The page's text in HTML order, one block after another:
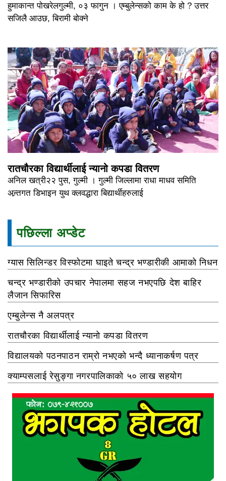
हुमाकान्त पोखरेलगुल्मी, ०३ फागुन । एम्बुलेन्सको काम के हो ? उत्तर
सजिलै आउछ, बिरामी बोक्ने
रातचौरका विद्यार्थीलाई न्यानो कपडा वितरण
अनिल खत्री२२ पुस, गुल्मी । गुल्मी जिल्लामा राधा माधव समिति
अन्र्तगत डिभाइन युथ क्लवद्धारा बिद्यार्थीहरुलाई
पछिल्ला अप्डेट
ग्यास सिलिन्डर विस्फोटमा घाइते चन्द्र भण्डारीकी आमाको निधन
चन्द्र भण्डारीको उपचार नेपालमा सहज नभएपछि देश बाहिर
लैजान सिफारिस
एम्बुलेन्स नै अलपत्र
रातचौरका विद्यार्थीलाई न्यानो कपडा वितरण
विद्यालयको पठनपाठन राम्रो नभएको भन्दै ध्यानाकर्षण पत्र
क्याम्पसलाई रेसुङ्गा नगरपालिकाको ५० लाख सहयोग